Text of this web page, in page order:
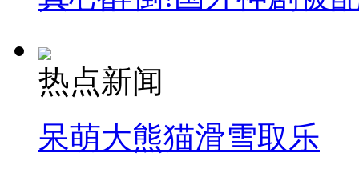
热点新闻
呆萌大熊猫滑雪取乐